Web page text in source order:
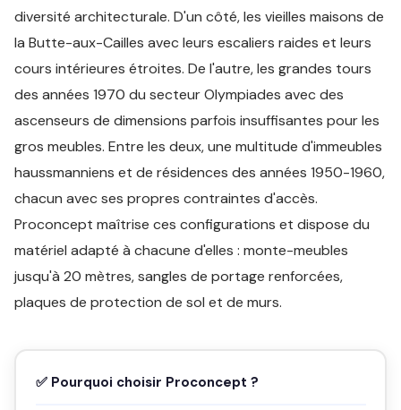
diversité architecturale. D'un côté, les vieilles maisons de
la Butte-aux-Cailles avec leurs escaliers raides et leurs
cours intérieures étroites. De l'autre, les grandes tours
des années 1970 du secteur Olympiades avec des
ascenseurs de dimensions parfois insuffisantes pour les
gros meubles. Entre les deux, une multitude d'immeubles
haussmanniens et de résidences des années 1950-1960,
chacun avec ses propres contraintes d'accès.
Proconcept maîtrise ces configurations et dispose du
matériel adapté à chacune d'elles : monte-meubles
jusqu'à 20 mètres, sangles de portage renforcées,
plaques de protection de sol et de murs.
✅ Pourquoi choisir Proconcept ?